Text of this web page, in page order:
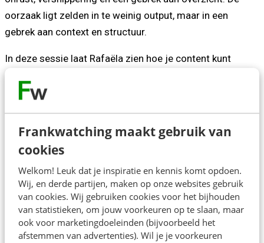
Frankwatching maakt gebruik van
cookies
Welkom! Leuk dat je inspiratie en kennis komt opdoen.
Wij, en derde partijen, maken op onze websites gebruik
van cookies. Wij gebruiken cookies voor het bijhouden
van statistieken, om jouw voorkeuren op te slaan, maar
ook voor marketingdoeleinden (bijvoorbeeld het
afstemmen van advertenties). Wil je je voorkeuren
oorzaak ligt zelden in te weinig output, maar in een
gebrek aan context en structuur.
In deze sessie laat Rafaëla zien hoe je content kunt
losse stukken per kanaal of campagne. Vanuit haar werk
contentmigraties deelt ze herkenbare voorbeelden uit de
praktijk, en een helder denkraam om content structureel
te organiseren.
Je leert waarom contentmigraties en AI-initiatieven vaak
vastlopen, welke structurele keuzes daaronder liggen en
hoe je content zo inricht dat het schaalbaar werkt voor
mensen, MarTech en AI. Geen tooling-overzicht of AI-